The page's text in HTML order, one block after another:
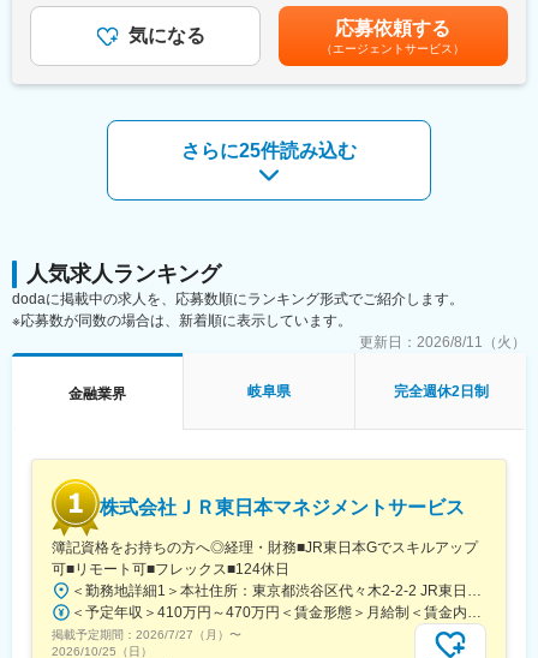
チャレンジできる制度が整っています。
実際に代理店営業から広報や商品開発、ITシステム、契約サービ
ス部門など幅広い部門へのキャリアチェンジが叶っています。
中途新卒比率及び男女比率は限りなく5:5に近く、社歴や男女関わ
■働き方
社員一人一人を大切にする会社で、在宅勤務やフレックス制度、
転勤手当や社宅補助などの働き方や福利厚生が充実しています。
・代理店の課題分析・解決策の提案
・同業他社やマーケット動向の分析
9時：朝礼、チーム内での事例共有など
10時：販売戦略ミーティング
11時：代理店との商談（1）
13時：データ分析、提案資料の作成
18時：退社
■研修制度
入社後は全体研修後、支店にて先輩社員のOJTのもとキャッチア
まずは先輩社員の商談への同行や、資料作成のサポートからお任
■評価制度
「行動評価」は給与改定に反映されます。
賞与は年に3回あり、6月、12月賞与は固定ですが、3月の短期業
績賞与は全社業績と個人業績で変動します。
賞与の総支給月数は、およそ7.2～8.5か月となります。
■キャリアについて
ジョブポスティング制度や自己申告制度など一人一人が主体的に
チャレンジできる制度が整っています。実際に代理店営業から広
報や商品開発、ITシステム、契約サービス部門など幅広い部門へ
のキャリアチェンジが叶っています。
です。※転居を伴う場合、別途転勤手当（4万円～6万円/月）と住
宅補助（例：6万円/月までの9割会社負担）の支給がございます。
賃金はあくまでも目安の金額であり、選考を通じて上下する可能
性があります。月給(月額)は固定手当を含めた表記です。
気になる 応募依頼する
（エージェントサービス）
さらに25件読み込む
人気求人ランキング
dodaに掲載中の求人を、応募数順にランキング形式でご紹介します。
※応募数が同数の場合は、新着順に表示しています。
更新日： 2026/8/11（火）
金融業界 岐阜県 完全週休2日制
株式会社ＪＲ東日本マネジメントサービス
簿記資格をお持ちの方へ◎経理・財務■JR東日本Gでスキルアップ
可■リモート可■フレックス■124休日
＜勤務地詳細1＞本社住所：東京都渋谷区代々木2-2-2 JR東日本本社ビル9階受動喫煙対策：屋内全面禁煙＜勤務地詳細2＞東京都内オフィス住所：東京都23区内 受動喫煙対策：屋内全面禁煙変更の範囲：会社の定める事業所（リモートワーク含む）
＜予定年収＞410万円～470万円＜賃金形態＞月給制＜賃金内訳＞月額（基本給）：240,000円～250,000円＜月給＞240,000円～250,000円＜昇給有無＞有＜残業手当＞有＜給与補足＞※想定年収には残業月20Hも含めています■昇給：年1回■賞与：年2回(合計3.0ヶ月程度)※総合職：計6.0ヶ月程度■モデル年収総合職（課長）900万円総合職（マネージャー）630万円総合職（主任）520万円エリア（課員）410万円賃金はあくまでも目安の金額であり、選考を通じて上下する可能性があります。月給(月額)は固定手当を含めた表記です。
掲載予定期間： 2026/7/27（月） 〜
2026/10/25（日）